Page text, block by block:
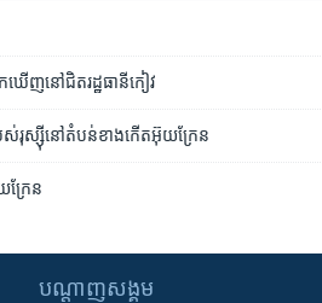
ើញ​​នៅ​ជិត​​រដ្ឋធានី​កៀវ
ស់​រុស្ស៊ី​​នៅ​តំបន់​ខាង​កើត​អ៊ុយក្រែន
ក្រែន​
បណ្តាញ​សង្គម